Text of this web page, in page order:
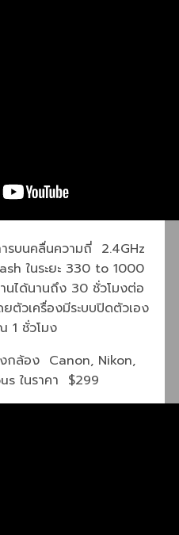
บนคลื่นความถี่ 2.4GHz
ในระยะ 330 to 1000
ด้นานถึง 30 ชั่วโมงต่อ
ตัวเครื่องมีระบบปิดตัวเอง
1 ชั่วโมง
กล้อง Canon, Nikon,
ในราคา $299